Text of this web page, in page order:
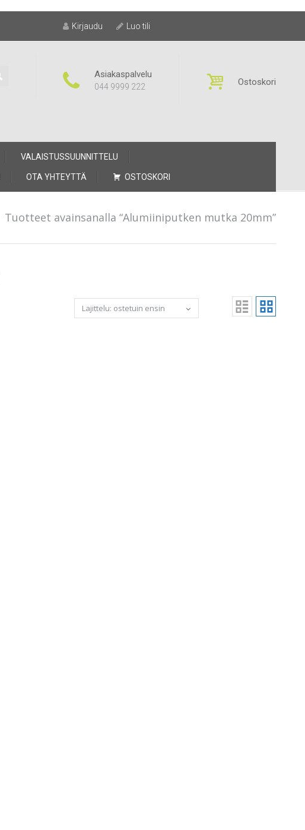
Kirjaudu Luo tili
Asiakaspalvelu
044 9999 222 Ostoskori
VALAISTUSSUUNNITTELU
OTA YHTEYTTÄ OSTOSKORI
Tuotteet avainsanalla “Alumiiniputken mutka 20mm”